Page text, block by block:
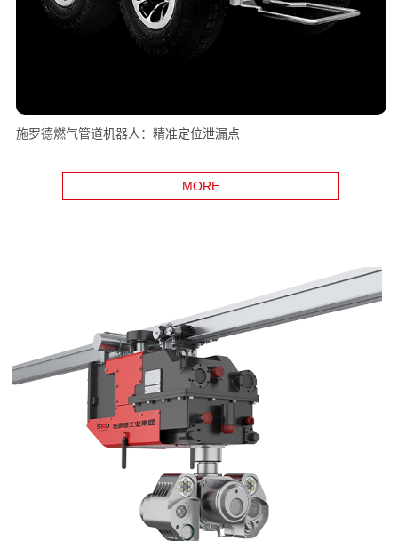
施罗德燃气管道机器人：精准定位泄漏点
MORE